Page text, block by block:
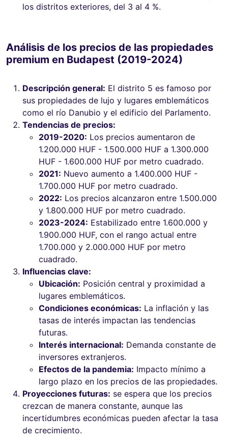
los distritos exteriores, del 3 al 4 %.
Análisis de los precios de las propiedades
premium en Budapest (2019-2024)
Descripción general: El distrito 5 es famoso por
sus propiedades de lujo y lugares emblemáticos
como el río Danubio y el edificio del Parlamento.
Tendencias de precios:
2019-2020: Los precios aumentaron de
1.200.000 HUF - 1.500.000 HUF a 1.300.000
HUF - 1.600.000 HUF por metro cuadrado.
2021: Nuevo aumento a 1.400.000 HUF -
1.700.000 HUF por metro cuadrado.
2022: Los precios alcanzaron entre 1.500.000
y 1.800.000 HUF por metro cuadrado.
2023-2024: Estabilizado entre 1.600.000 y
1.900.000 HUF, con el rango actual entre
1.700.000 y 2.000.000 HUF por metro
cuadrado.
Influencias clave:
Ubicación: Posición central y proximidad a
lugares emblemáticos.
Condiciones económicas: La inflación y las
tasas de interés impactan las tendencias
futuras.
Interés internacional: Demanda constante de
inversores extranjeros.
Efectos de la pandemia: Impacto mínimo a
largo plazo en los precios de las propiedades.
Proyecciones futuras: se espera que los precios
crezcan de manera constante, aunque las
incertidumbres económicas pueden afectar la tasa
de crecimiento.